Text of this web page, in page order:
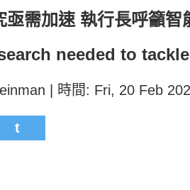
亟需加速 執行長呼籲智
needed to
| 時間: Fri, 20 Feb
t